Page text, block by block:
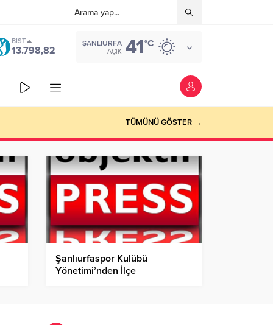
BIST
13.798,82
ŞANLIURFA
AÇIK 41°C
TÜMÜNÜ GÖSTER →
Şanlıurfaspor Kulübü
Yönetimi’nden İlçe